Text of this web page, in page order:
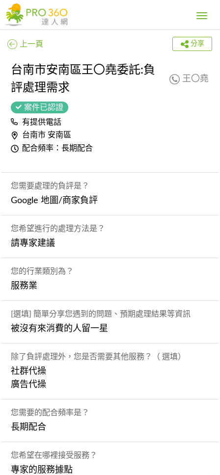
Toggle
上一頁 分享
台南市安南區王〇堯委託:負
評處理需求
王〇堯
案件已認證
有提供電話
台南市 安南區
配合頻率：長期配合
您需要處理的負評是？
Google 地圖/商家負評
您希望進行的處理方法是？
請專家建議
您的行業類別為？
服務業
[選填] 簡單分享您遇到的問題、預期處理結果等資訊
被沒有來消費的人留一星
除了負評處理外，您是否需要其他服務？（ 選填）
社群代操
廣告代操
您需要的配合頻率是？
長期配合
您希望在哪裡接受服務？
專家的服務據點